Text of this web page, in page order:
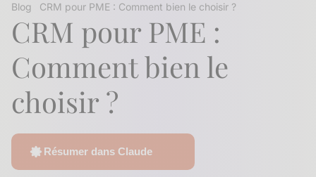
Blog CRM pour PME : Comment bien le choisir ?
CRM pour PME :
Comment bien le
choisir ?
Résumer dans Claude